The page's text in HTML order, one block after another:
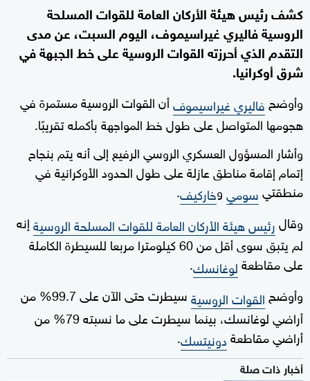
كشف رئيس هيئة الأركان العامة للقوات المسلحة
الروسية فاليري غيراسيموف، اليوم السبت، عن مدى
التقدم الذي أحرزته القوات الروسية على خط الجبهة في
شرق أوكرانيا.
وأوضح فاليري غيراسيموفأن القوات الروسية مستمرة في
هجومها المتواصل على طول خط المواجهة بأكمله تقريبًا.
وأشار المسؤول العسكري الروسي الرفيع إلى أنه يتم بنجاح
إتمام إقامة مناطق عازلة على طول الحدود الأوكرانية في
منطقتيسوميوخاركيف.
وقالرئيس هيئة الأركان العامة للقوات المسلحة الروسيةإنه
لم يتبق سوى أقل من 60 كيلومترا مربعا للسيطرة الكاملة
على مقاطعةلوغانسك.
وأوضح القوات الروسية
سيطرت حتى الآن على 99.7% من
أراضي لوغانسك، بينما سيطرت على ما نسبته 79% من
أراضي مقاطعةدونيتسك.
أخبار ذات صلة